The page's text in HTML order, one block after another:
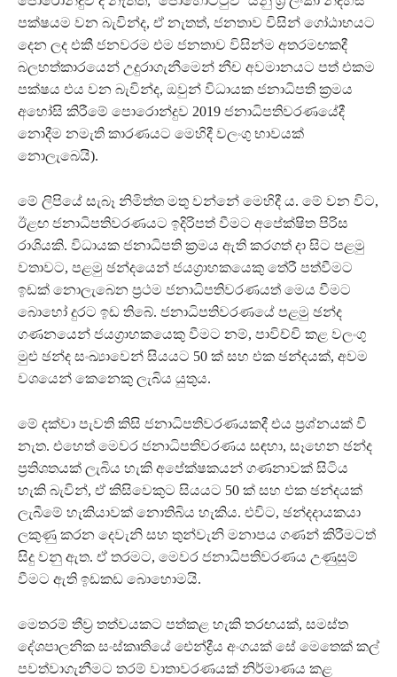
පක්ෂයම වන බැවින්ද, ඒ නැතත්, ජනතාව විසින් ගෝඨාභයට
දෙන ලද එකී ජනවරම එම ජනතාව විසින්ම අතරමඟකදී
බලහත්කාරයෙන් උදුරාගැනීමෙන් නීච අවමානයට පත් එකම
පක්ෂය එය වන බැවින්ද, ඔවුන් විධායක ජනාධිපති ක්‍රමය
අහෝසි කිරීමේ පොරොන්දුව 2019 ජනාධිපතිවරණයේදී
නොදීම නමැති කාරණයට මෙහිදී වලංගු භාවයක්
නොලැබෙයි).
මේ ලිපියේ සැබෑ නිමිත්ත මතු වන්නේ මෙහිදී ය. මේ වන විට,
ඊළඟ ජනාධිපතිවරණයට ඉදිරිපත් වීමට අපේක්ෂිත පිරිස
රාශියකි. විධායක ජනාධිපති ක්‍රමය ඇති කරගත් දා සිට පළමු
වතාවට, පළමු ඡන්දයෙන් ජයග්‍රාහකයෙකු තේරී පත්වීමට
ඉඩක් නොලැබෙන ප්‍රථම ජනාධිපතිවරණයත් මෙය වීමට
බොහෝ දුරට ඉඩ තිබේ. ජනාධිපතිවරණයේ පළමු ඡන්ද
ගණනයෙන් ජයග්‍රාහකයෙකු වීමට නම්, පාවිච්චි කළ වලංගු
මුළු ඡන්ද සංඛ්‍යාවෙන් සියයට 50 ක් සහ එක ඡන්දයක්, අවම
වශයෙන් කෙනෙකු ලැබිය යුතුය.
මේ දක්වා පැවති කිසි ජනාධිපතිවරණයකදී එය ප්‍රශ්නයක් වී
නැත. එහෙත් මෙවර ජනාධිපතිවරණය සඳහා, සෑහෙන ඡන්ද
ප්‍රතිශතයක් ලැබිය හැකි අපේක්ෂකයන් ගණනාවක් සිටිය
හැකි බැවින්, ඒ කිසිවෙකුට සියයට 50 ක් සහ එක ඡන්දයක්
ලැබීමේ හැකියාවක් නොතිබිය හැකිය. එවිට, ඡන්දදායකයා
ලකුණු කරන දෙවැනි සහ තුන්වැනි මනාපය ගණන් කිරීමටත්
සිදු වනු ඇත. ඒ තරමට, මෙවර ජනාධිපතිවරණය උණුසුම්
වීමට ඇති ඉඩකඩ බොහොමයි.
මෙතරම් තීව්‍ර තත්වයකට පත්කළ හැකි තරඟයක්, සමස්ත
දේශපාලනික සංස්කෘතියේ ඓන්ද්‍රීය අංගයක් සේ මෙතෙක් කල්
පවත්වාගැනීමට තරම් වාතාවරණයක් නිර්මාණය කළ